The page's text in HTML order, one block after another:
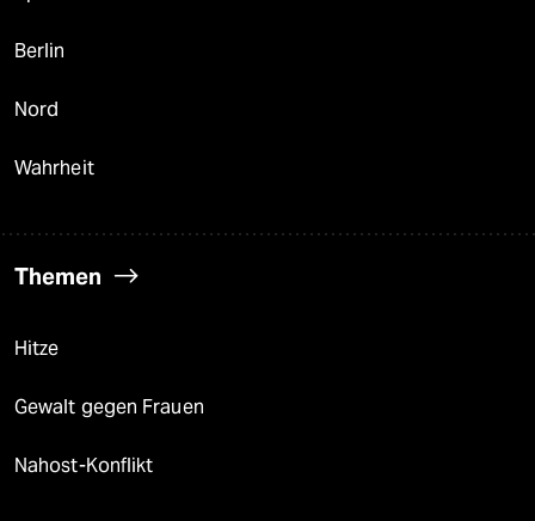
Berlin
Nord
Wahrheit
Themen
Hitze
Gewalt gegen Frauen
Nahost-Konflikt